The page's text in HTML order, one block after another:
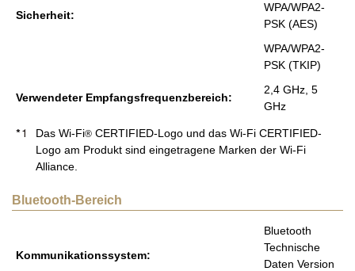
Si­cher­heit:
WPA/WPA2-
PSK (AES)
WPA/WPA2-
PSK (TKIP)
Ver­wen­de­ter Emp­fangs­fre­quenz­be­reich:
2,4 GHz, 5
GHz
Das Wi-Fi® CERTIFIED-Logo und das Wi-Fi CERTIFIED-
Logo am Produkt sind eingetragene Marken der Wi-Fi
Alliance.
Bluetooth-Bereich
Kom­mu­ni­ka­ti­ons­sys­tem:
Blue­tooth
Tech­ni­sche
Daten Ver­si­on